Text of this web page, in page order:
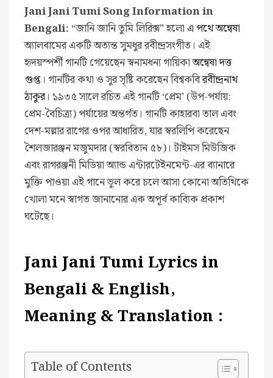
Jani Jani Tumi Song Information in
Bengali: “জানি জানি তুমি লিরিক্স” হলোএ পথে অন্বেষা
অ্যালবামের একটি অত্যন্ত সুমধুর রবীন্দ্রসংগীত। এই
হৃদয়স্পর্শী গানটি গেয়েছেন স্বনামধন্য গায়িকাঅন্বেষা দত্ত
গুপ্ত। গানটির কথা ও সুর সৃষ্টি করেছেন বিশ্বকবিরবীন্দ্রনাথ
ঠাকুর। ১৯৩৫ সালে রচিত এই গানটি ‘প্রেম’ (উপ-পর্যায়:
প্রেম-বৈচিত্র্য) পর্যায়ের অন্তর্গত। গানটি কাহারবা তাল এবং
দেশ-মল্লার রাগের ওপর আধারিত, যার স্বরলিপি করেছেন
শৈলজারঞ্জন মজুমদার (স্বরবিতান ৫৮)। টাইমস মিউজিক
এবং রাগরঞ্জনী মিডিয়া অ্যান্ড এন্টারটেইনমেন্ট-এর ব্যানারে
মুক্তি পাওয়া এই গানে ভুল করে চলে আসা কোনো অতিথিকে
খোলা মনে স্বাগত জানানোর এক অপূর্ব কাব্যিক প্রকাশ
ঘটেছে।
Jani Jani Tumi Lyrics in
Bengali & English,
Meaning & Translation :
Table of Contents